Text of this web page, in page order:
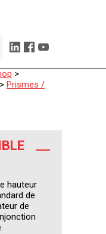
>
> Prismes /
hauteur
de
de